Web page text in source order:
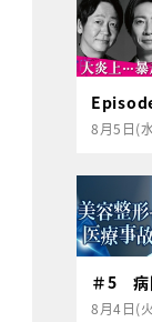
8月5日(
＃5 病
8月4日(